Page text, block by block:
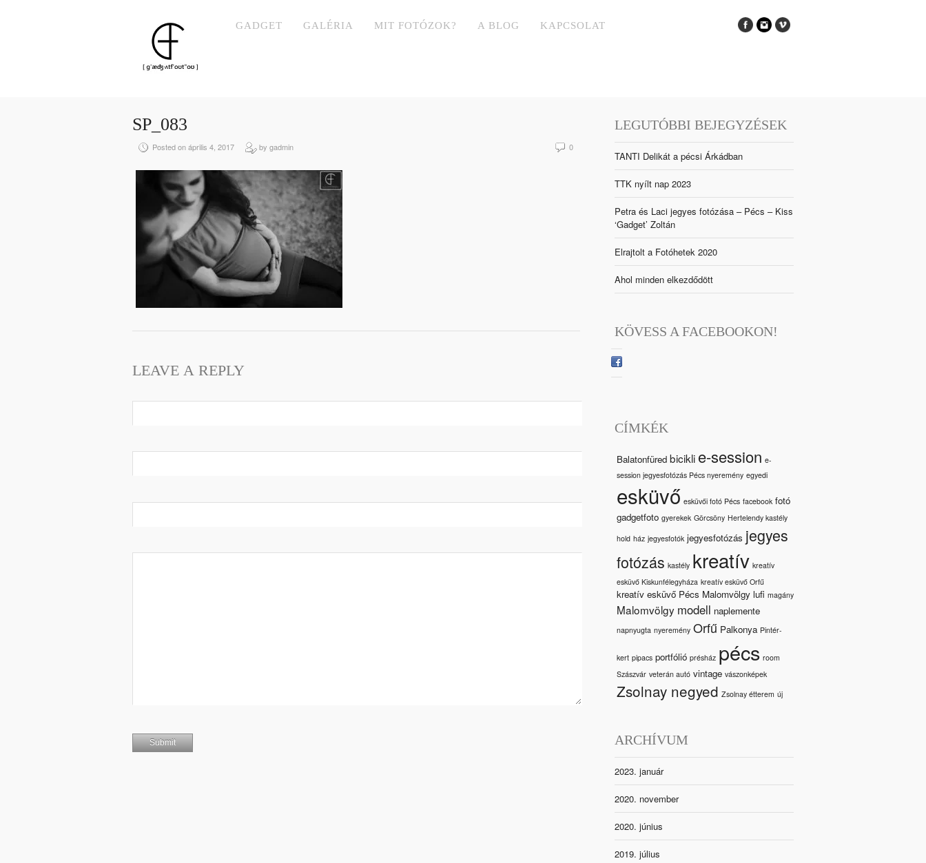
GADGET GALÉRIA MIT FOTÓZOK? A BLOG KAPCSOLAT
SP_083
Posted on április 4, 2017 by gadmin 0
LEAVE A REPLY
LEGUTÓBBI BEJEGYZÉSEK
TANTI Delikát a pécsi Árkádban
TTK nyílt nap 2023
Petra és Laci jegyes fotózása – Pécs – Kiss
‘Gadget’ Zoltán
Elrajtolt a Fotóhetek 2020
Ahol minden elkezdődött
KÖVESS A FACEBOOKON!
CÍMKÉK
Balatonfüred bicikli e-session e-
session jegyesfotózás Pécs nyeremény egyedi
esküvő esküvői fotó Pécs facebook fotó
gadgetfoto gyerekek Görcsöny Hertelendy kastély
hold ház jegyesfotók jegyesfotózás jegyes
fotózás kastély kreatív kreatív
esküvő Kiskunfélegyháza kreatív esküvő Orfű
kreatív esküvő Pécs Malomvölgy lufi magány
Malomvölgy modell naplemente
napnyugta nyeremény Orfű Palkonya Pintér-
kert pipacs portfólió présház pécs room
Szászvár veterán autó vintage vászonképek
Zsolnay negyed Zsolnay étterem új
ARCHÍVUM
2023. január
2020. november
2020. június
2019. július